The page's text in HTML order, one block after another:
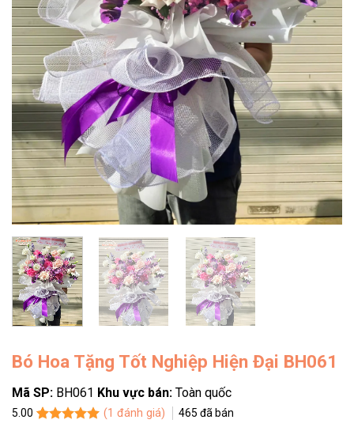
Bó Hoa Tặng Tốt Nghiệp Hiện Đại BH061
Mã SP: BH061 Khu vực bán: Toàn quốc
5.00
(1 đánh giá) 465 đã bán